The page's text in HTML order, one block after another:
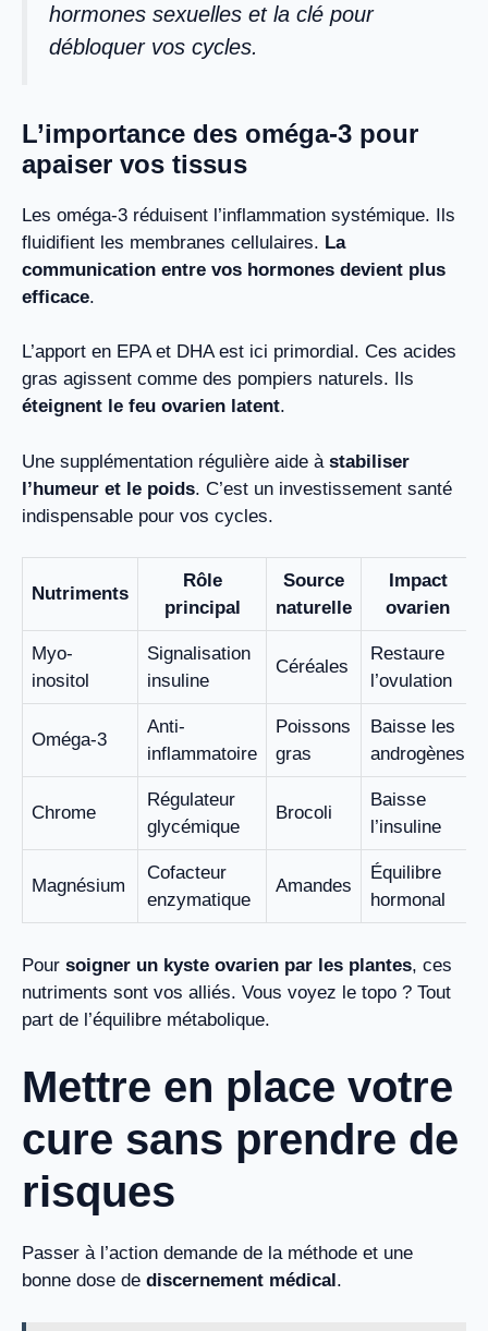
hormones sexuelles et la clé pour
débloquer vos cycles.
L’importance des oméga-3 pour
apaiser vos tissus
Les oméga-3 réduisent l’inflammation systémique. Ils
fluidifient les membranes cellulaires. La
communication entre vos hormones devient plus
efficace.
L’apport en EPA et DHA est ici primordial. Ces acides
gras agissent comme des pompiers naturels. Ils
éteignent le feu ovarien latent.
Une supplémentation régulière aide à stabiliser
l’humeur et le poids. C’est un investissement santé
indispensable pour vos cycles.
Nutriments
Rôle
principal
Source
naturelle
Impact
ovarien
Myo-
inositol
Signalisation
insuline
Céréales
Restaure
l’ovulation
Oméga-3
Anti-
inflammatoire
Poissons
gras
Baisse les
androgènes
Chrome
Régulateur
glycémique
Brocoli
Baisse
l’insuline
Magnésium
Cofacteur
enzymatique
Amandes
Équilibre
hormonal
Pour soigner un kyste ovarien par les plantes, ces
nutriments sont vos alliés. Vous voyez le topo ? Tout
part de l’équilibre métabolique.
Mettre en place votre
cure sans prendre de
risques
Passer à l’action demande de la méthode et une
bonne dose de discernement médical .